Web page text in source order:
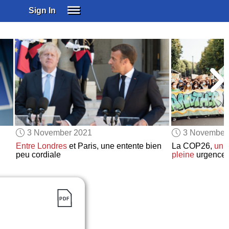
Sign In
SUBSCRIBE
EDUCATIONAL LICENSES
GIFT CARDS
OTHER LANGUAGES
ABOUT US
ALEXA
ADJUST COLORS
3 November 2021
Entre Londreset Paris, une entente bien
peu cordiale
3
La COP26, un
pleine urgence